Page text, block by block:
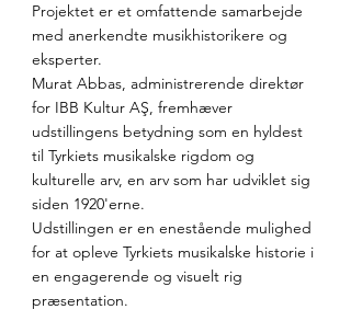
Projektet er et omfattende samarbejde
med anerkendte musikhistorikere og
eksperter.
Murat Abbas, administrerende direktør
for IBB Kultur AŞ, fremhæver
udstillingens betydning som en hyldest
til Tyrkiets musikalske rigdom og
kulturelle arv, en arv som har udviklet sig
siden 1920'erne.
Udstillingen er en enestående mulighed
for at opleve Tyrkiets musikalske historie i
en engagerende og visuelt rig
præsentation.